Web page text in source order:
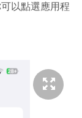
以點選應用程